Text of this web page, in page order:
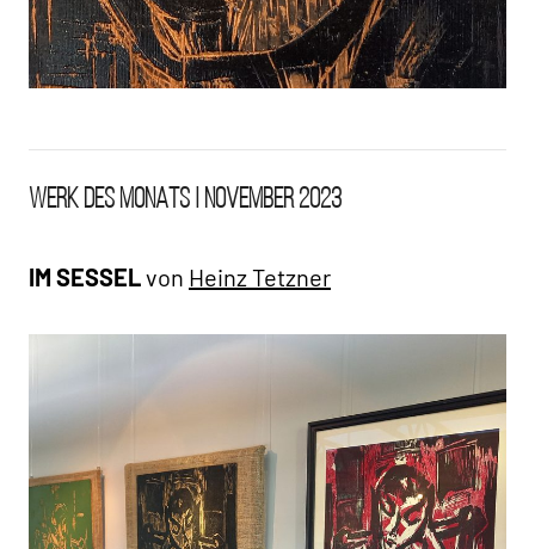
WdM AHA
WERK DES MONATS | NOVEMBER 2023
IM SESSELvon Heinz Tetzner